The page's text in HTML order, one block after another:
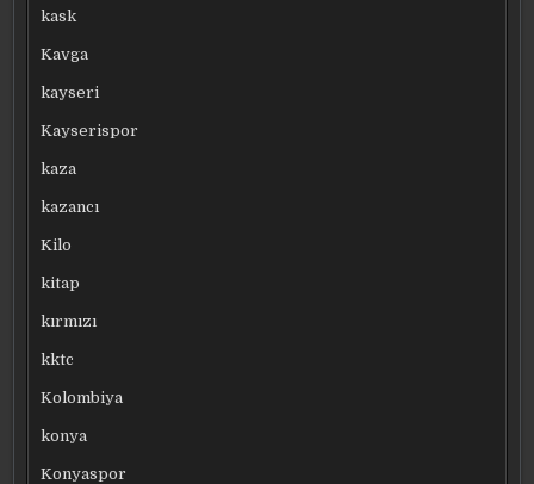
kask
Kavga
kayseri
Kayserispor
kaza
kazancı
Kilo
kitap
kırmızı
kktc
Kolombiya
konya
Konyaspor